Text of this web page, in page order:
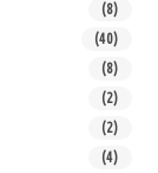
(8)
(40)
(8)
(2)
(2)
(4)